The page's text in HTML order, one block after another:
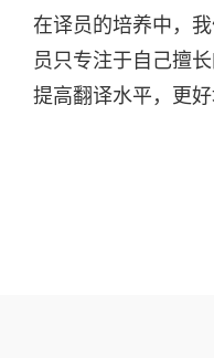
在译员的培养中，
员只专注于自己擅
提高翻译水平，更